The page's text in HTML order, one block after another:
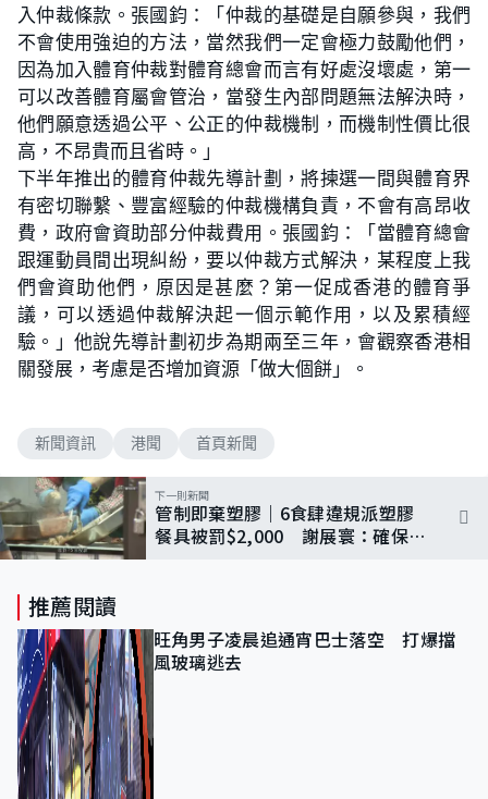
入仲裁條款。張國鈞：「仲裁的基礎是自願參與，我們
不會使用強迫的方法，當然我們一定會極力鼓勵他們，
因為加入體育仲裁對體育總會而言有好處沒壞處，第一
可以改善體育屬會管治，當發生內部問題無法解決時，
他們願意透過公平、公正的仲裁機制，而機制性價比很
高，不昂貴而且省時。」
下半年推出的體育仲裁先導計劃，將揀選一間與體育界
有密切聯繫、豐富經驗的仲裁機構負責，不會有高昂收
費，政府會資助部分仲裁費用。張國鈞：「當體育總會
跟運動員間出現糾紛，要以仲裁方式解決，某程度上我
們會資助他們，原因是甚麼？第一促成香港的體育爭
議，可以透過仲裁解決起一個示範作用，以及累積經
驗。」他說先導計劃初步為期兩至三年，會觀察香港相
關發展，考慮是否增加資源「做大個餅」。
新聞資訊 港聞 首頁新聞
下一則新聞
管制即棄塑膠｜6食肆違規派塑膠
餐具被罰$2,000 謝展寰：確保有
推薦閱讀
旺角男子凌晨追通宵巴士落空 打爆擋
風玻璃逃去